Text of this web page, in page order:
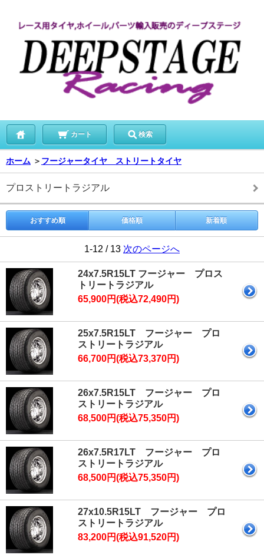
カート 検索
ホーム ＞ フージャータイヤ ストリートタイヤ
プロストリートラジアル
おすすめ順 価格順 新着順
1-12 / 13 次のページへ
24x7.5R15LT フージャー プロス
トリートラジアル
65,900円(税込72,490円)
25x7.5R15LT フージャー プロ
ストリートラジアル
66,700円(税込73,370円)
26x7.5R15LT フージャー プロ
ストリートラジアル
68,500円(税込75,350円)
26x7.5R17LT フージャー プロ
ストリートラジアル
68,500円(税込75,350円)
27x10.5R15LT フージャー プロ
ストリートラジアル
83,200円(税込91,520円)